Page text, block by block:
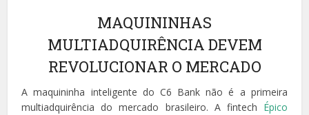
MAQUININHAS
MULTIADQUIRÊNCIA DEVEM
REVOLUCIONAR O MERCADO
A maquininha inteligente do C6 Bank não é a primeira
multiadquirência do mercado brasileiro. A fintech Épico